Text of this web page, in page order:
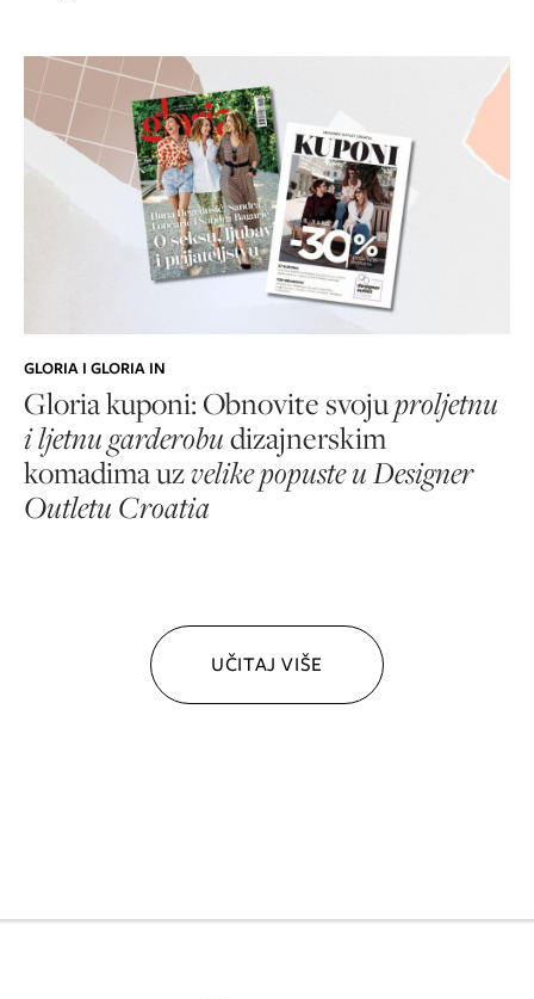
GLORIA I GLORIA IN
Gloria kuponi: Obnovite svojuproljetnu
i ljetnu garderobudizajnerskim
komadima uzvelike popuste u Designer
Outletu Croatia
UČITAJ VIŠE